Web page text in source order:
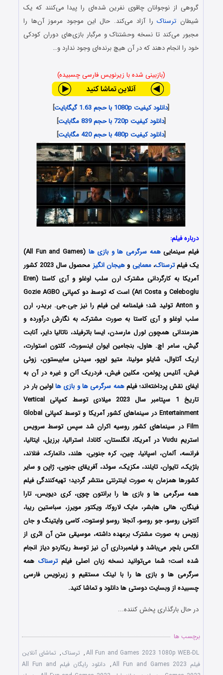
گروهی از نوجوانان چاقوی نفرین شده‌ای را پیدا می‌کنند که یک
شیطان ترسناکرا آزاد می‌کند. حال این موجود مرموز آن‌ها را
مجبور می‌کند تا نسخه وحشتناک و مرگبار بازی‌های دوران کودکی
خود را انجام دهند که در آن هیچ برنده‌ای وجود ندارد و…
(بازبینی شده با زیرنویس فارسی چسبیده)
[دانلود کیفیت 1080p با حجم 1.63 گیگابایت
]
[دانلود کیفیت 720p با حجم 839 مگابایت
]
[دانلود کیفیت 480p با حجم 420 مگابایت ]
درباره فیلم:
فیلم سینماییهمه سرگرمی ها و بازی ها
(All Fun and Games)
یک فیلمترسناک،معمایی و هیجان انگیز
محصول سال 2023 کشور
آمریکا به کارگردانی مشترک ارن سلب اوغلو و آری کاستا (Eren
Celeboglu و Ari Costa) است که توسط دو کمپانی‌ Gozie AGBO
و Anton تولید شد؛ فیلمنامه این فیلم را نیز جی.جی. بریدر، ارن
سلب اوغلو و آری کاستا به صورت مشترک، به نگارش درآورده و
هنرمندانی همچون لورل مارسدن، ایسا باترفیلد، ناتالیا دایر، آنابت
گیش، سامر اچ. هاول، بنجامین ایوان اینسورث، کلتون استوارت،
اریک آتاوال، شایلو مولینا، متیو لوپو، سیدنی سابیستون، زوئی
فیش، آنلیس پولمن، مکلین فیش، فردریک آلن و غیره در آن به
ایفای نقش پرداخته‌اند؛ فیلمهمه سرگرمی ها و بازی هااولین بار در
تاریخ 1 سپتامبر سال 2023 میلادی توسط کمپانی‌ Vertical
Entertainment در سینماهای کشور آمریکا و توسط کمپانی Global
Film در سینماهای کشور روسیه اکران شد سپس توسط سرویس
استریم Vudu در آمریکا، انگلستان، کانادا، استرالیا، برزیل، ایتالیا،
فرانسه، آلمان، اسپانیا، چین، کره جنوبی، هلند، دانمارک، فنلاند،
بلژیک، تایوان، تایلند، مکزیک، سوئد، آفریقای جنوبی، ژاپن و سایر
کشورها همزمان به صورت اینترنتی منتشر گردید؛ تهیه‌کنندگی فیلم
همه سرگرمی ها و بازی ها را برانتون چوی، کری دیویس، تارا
فینگان، هالی هابشر، مایک لاروکا، ویکتور مویرز، سباستین ریبا،
آنتونی روسو، جو روسو، آنجلا روسو اوستوت، کاسی وایتینگ و جان
زویس به صورت مشترک برعهده داشته، موسیقی متن آن اثری از
الکس بلچر می‌باشد و فیلمبرداری آن نیز توسط ریکاردو دیاز انجام
شده است؛ شما می‌توانید نسخه زبان اصلی فیلمترسناک همه
سرگرمی ها و بازی ها را با ‌لینک مستقیم و زیرنویس فارسی
چسبیده از وبسایت دوستی ها دانلود و تماشا کنید.
در حال بارگذاری پخش کننده...
برچسب ها
All Fun and Games 2023 1080p WEB-DL
, ترسناک, تماشای آنلاین
فیلم All Fun and Games 2023
,
دانلود رایگان فیلم All Fun and